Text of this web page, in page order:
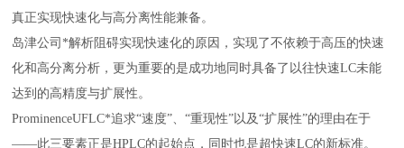
真正实现快速化与高分离性能兼备。
岛津公司*解析阻碍实现快速化的原因，实现了不依赖于高压的快速
化和高分离分析，更为重要的是成功地同时具备了以往快速LC未能
达到的高精度与扩展性。
ProminenceUFLC*追求“速度”、“重现性”以及“扩展性”的理由在于
——此三要素正是HPLC的起始点，同时也是超快速LC的新标准。